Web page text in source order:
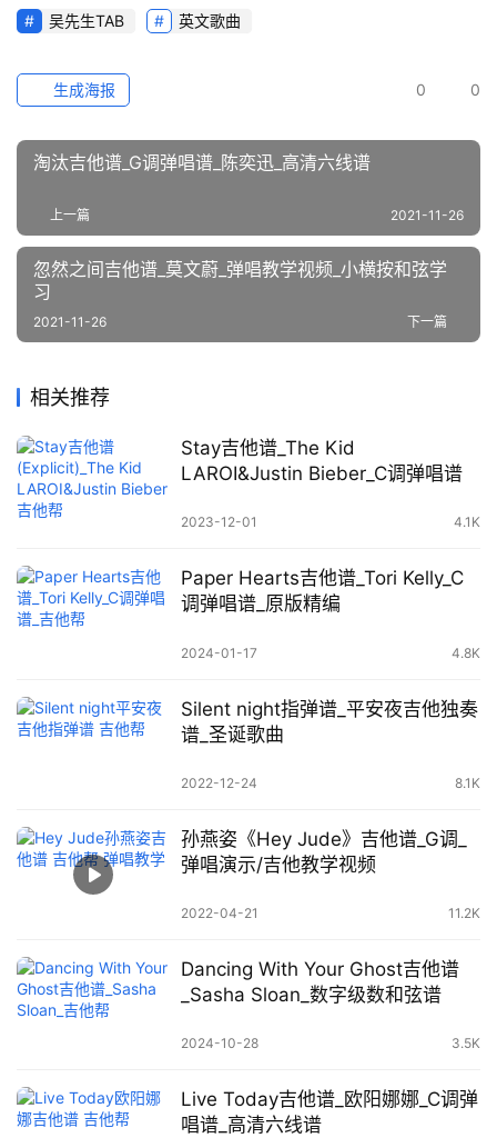
吴先生TAB 英文歌曲
0 0
生成海报
淘汰吉他谱_G调弹唱谱_陈奕迅_高清六线谱
上一篇 2021-11-26
忽然之间吉他谱_莫文蔚_弹唱教学视频_小横按和弦学
习
下一篇
2021-11-26
相关推荐
Stay吉他谱_The Kid
LAROI&Justin Bieber_C调弹唱谱
2023-12-01 4.1K
Paper Hearts吉他谱_Tori Kelly_C
调弹唱谱_原版精编
2024-01-17 4.8K
Silent night指弹谱_平安夜吉他独奏
谱_圣诞歌曲
2022-12-24 8.1K
孙燕姿《Hey Jude》吉他谱_G调_
弹唱演示/吉他教学视频
2022-04-21 11.2K
Dancing With Your Ghost吉他谱
_Sasha Sloan_数字级数和弦谱
2024-10-28 3.5K
Live Today吉他谱_欧阳娜娜_C调弹
唱谱_高清六线谱